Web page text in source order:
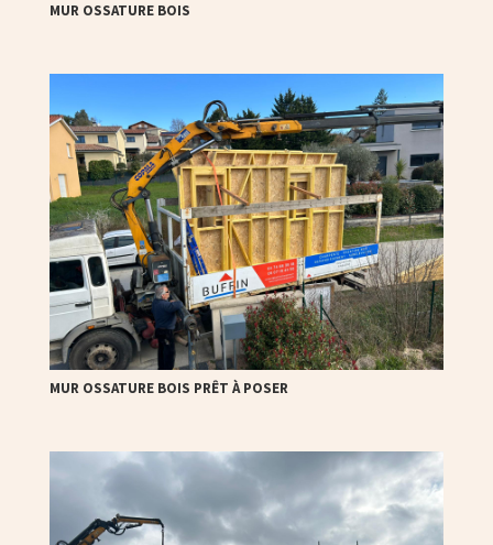
MUR OSSATURE BOIS
MUR OSSATURE BOIS PRÊT À POSER